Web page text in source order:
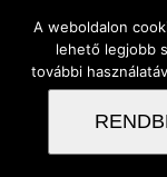
A weboldalon
lehető legjobb
további